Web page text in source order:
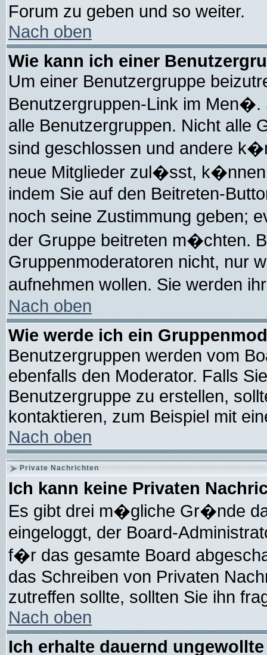
Forum zu geben und so weiter.
Nach oben
Wie kann ich einer
Um einer Benutzergruppe
Benutzergruppen-Link im
alle Benutzergruppen. Nicht alle
sind geschlossen und andere
neue Mitglieder zul�sst,
indem Sie auf den Beitreten-
noch seine Zustimmung geben;
der Gruppe beitreten m�chten.
Gruppenmoderatoren nicht, nur
aufnehmen wollen. Sie werden
Nach oben
Wie werde ich ein
Benutzergruppen werden vom
ebenfalls den Moderator. Falls
Benutzergruppe zu erstellen,
kontaktieren, zum Beispiel mit
Nach oben
Private Nachrichten
Ich kann keine Privaten
Es gibt drei m�gliche Gr�nde
eingeloggt, der Board-
f�r das gesamte Board
das Schreiben von Privaten
zutreffen sollte, sollten Sie ihn
Nach oben
Ich erhalte dauernd